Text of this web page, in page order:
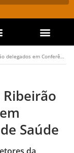
Conferência Municipal de Saúde
Saúde